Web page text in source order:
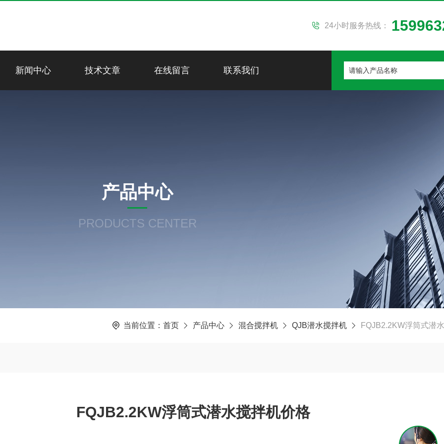
24小时服务热线：
新闻中心 技术文章 在线留言 联系我们
产品中心
PRODUCTS CENTER
当前位置： 首页 产品中心 混合搅拌机 QJB潜水搅拌机 FQJB2.2KW浮筒式潜
FQJB2.2KW浮筒式潜水搅拌机价格